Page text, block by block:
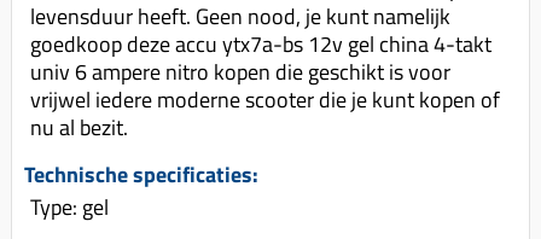
Uitlaten compleet
Uitlaat (delen)
Uitlaat bocht
Radiateur (delen)
Waterpomp (delen)
Remgrepen en remhendels
Remhevels
Remsegmenten
Remschijven
Rugsteun
Vespa accessoires
Voordragers
Accessoires overig
levensduur heeft. Geen nood, je kunt namelijk
goedkoop deze accu ytx7a-bs 12v gel china 4-takt
univ 6 ampere nitro kopen die geschikt is voor
vrijwel iedere moderne scooter die je kunt kopen of
nu al bezit.
Technische specificaties:
Type: gel